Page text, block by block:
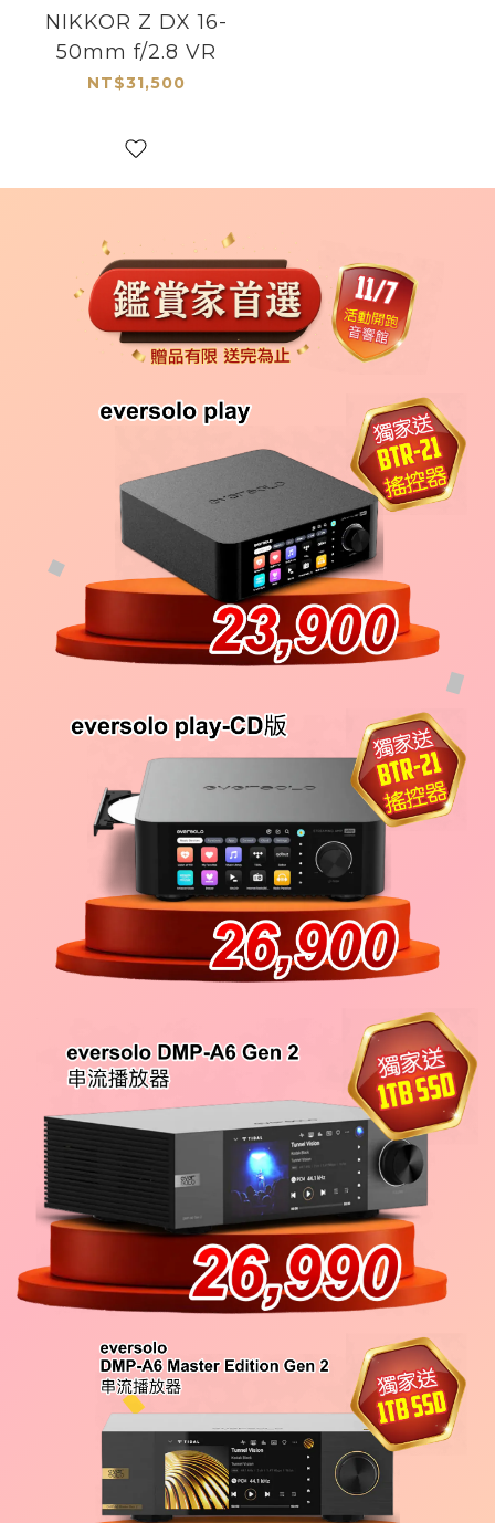
NIKKOR Z DX 16-
50mm f/2.8 VR
NT$31,500